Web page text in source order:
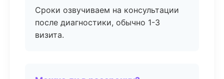
Сроки озвучиваем на консультации
после диагностики, обычно 1-3
визита.